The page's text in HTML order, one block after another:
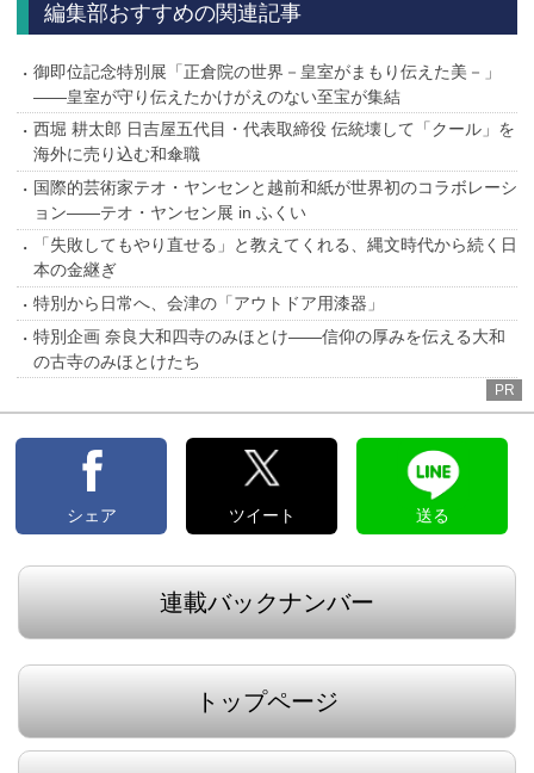
編集部おすすめの関連記事
御即位記念特別展「正倉院の世界－皇室がまもり伝えた美－」
――皇室が守り伝えたかけがえのない至宝が集結
西堀 耕太郎 日吉屋五代目・代表取締役 伝統壊して「クール」を
海外に売り込む和傘職
国際的芸術家テオ・ヤンセンと越前和紙が世界初のコラボレーシ
ョン――テオ・ヤンセン展 in ふくい
「失敗してもやり直せる」と教えてくれる、縄文時代から続く日
本の金継ぎ
特別から日常へ、会津の「アウトドア用漆器」
特別企画 奈良大和四寺のみほとけ――信仰の厚みを伝える大和
の古寺のみほとけたち
PR
シェア ツイート 送る
連載バックナンバー
トップページ